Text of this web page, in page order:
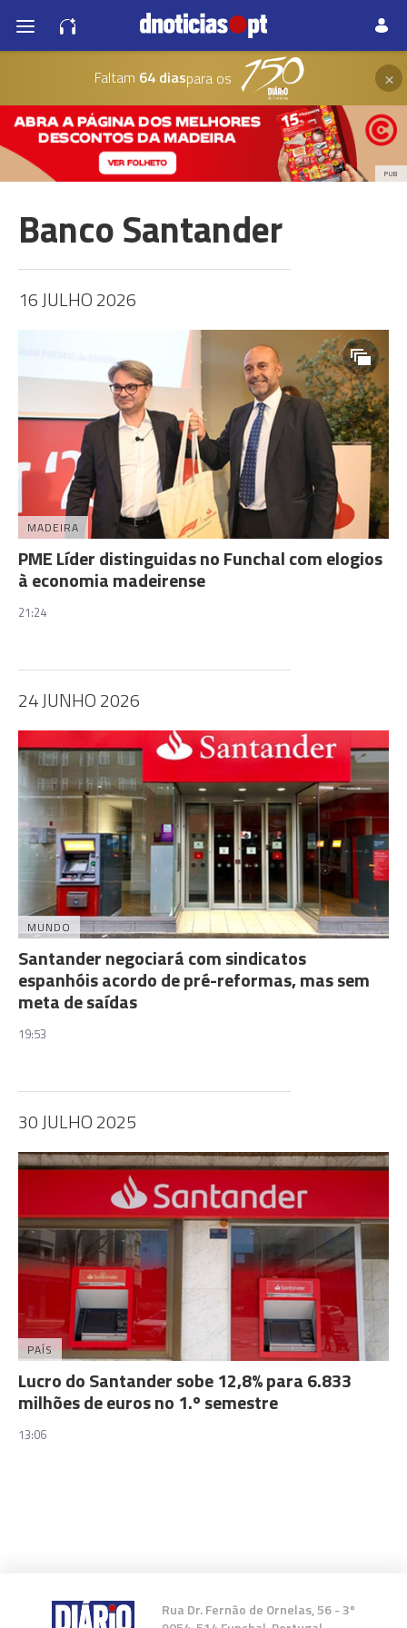
Faltam 64 diaspara os ×
PUB
Banco Santander
16 JULHO 2026
MADEIRA
PME Líder distinguidas no Funchal com elogios
à economia madeirense
21:24
24 JUNHO 2026
MUNDO
Santander negociará com sindicatos
espanhóis acordo de pré-reformas, mas sem
meta de saídas
19:53
30 JULHO 2025
PAÍS
Lucro do Santander sobe 12,8% para 6.833
milhões de euros no 1.º semestre
13:06
Rua Dr. Fernão de Ornelas, 56 - 3º